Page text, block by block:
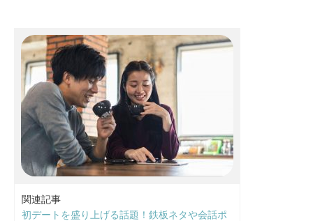
関連記事
初デートを盛り上げる話題！鉄板ネタや会話ポ